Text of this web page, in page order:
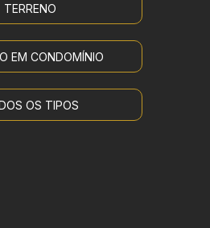
TERRENO
EM CONDOMÍNIO
OS TIPOS